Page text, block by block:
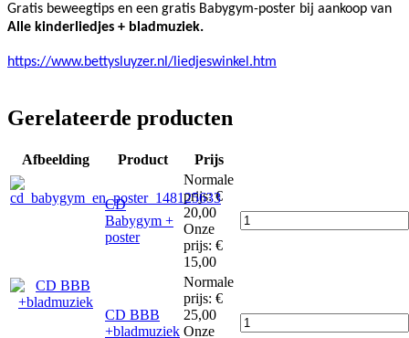
Gratis beweegtips en een gratis Babygym-poster bij aankoop van
Alle kinderliedjes + bladmuziek.
https://www.bettysluyzer.nl/liedjeswinkel.htm
Gerelateerde producten
Afbeelding Product Prijs
CD
Babygym +
poster
Normale
prijs:€
20,00
Onze
prijs: €
15,00
CD BBB
+bladmuziek
Normale
prijs: €
25,00
Onze